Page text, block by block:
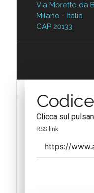
Via Moretto da
Milano - Italia
CAP 20133
Clicca sul
RSS link